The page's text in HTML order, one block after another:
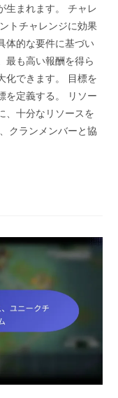
生まれます。 チャレ
トチャレンジに効果
体的な要件に基づい
最も高い報酬を得ら
化できます。 目標を
を定義する。 リソー
、十分なリソースを
クランメンバーと協